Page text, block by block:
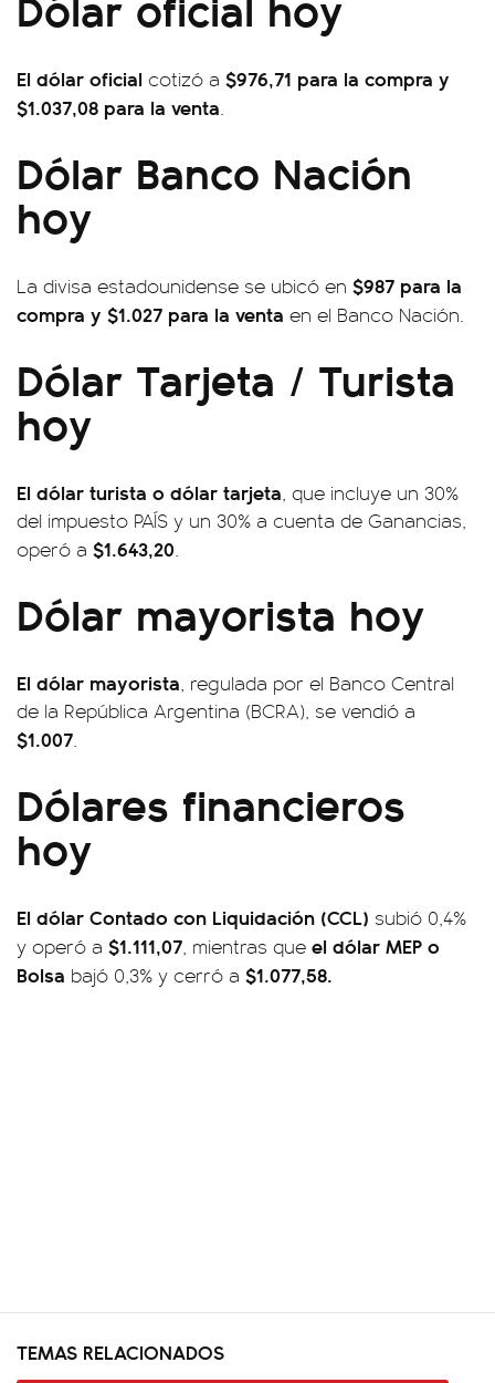
El dólar oficial cotizó a $976,71 para la compra y
$1.037,08 para la venta.
Dólar Banco Nación
hoy
La divisa estadounidense se ubicó en $987 para la
compra y $1.027 para la venta en el Banco Nación.
Dólar Tarjeta / Turista
hoy
El dólar turista o dólar tarjeta, que incluye un 30%
del impuesto PAÍS y un 30% a cuenta de Ganancias,
operó a $1.643,20.
Dólar mayorista hoy
El dólar mayorista, regulada por el Banco Central
de la República Argentina (BCRA), se vendió a
$1.007.
Dólares financieros
hoy
El dólar Contado con Liquidación (CCL) subió 0,4%
y operó a $1.111,07, mientras que el dólar MEP o
Bolsa bajó 0,3% y cerró a $1.077,58.
TEMAS RELACIONADOS